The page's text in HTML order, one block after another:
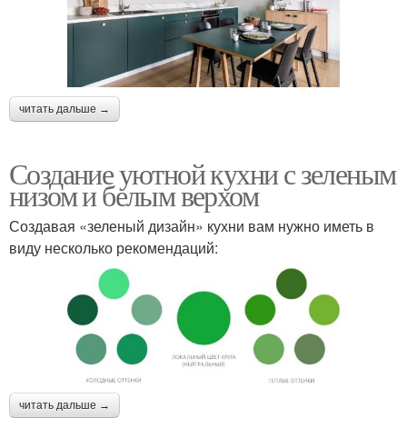
читать дальше →
Создание уютной кухни с зеленым
низом и белым верхом
Создавая «зеленый дизайн» кухни вам нужно иметь в
виду несколько рекомендаций:
читать дальше →